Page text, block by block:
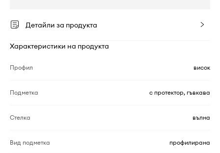
Детайли за продукта
Характеристики на продукта
Профил висок
Подметка с протектор, гъвкава
Стелка вълна
Вид подметка профилирана